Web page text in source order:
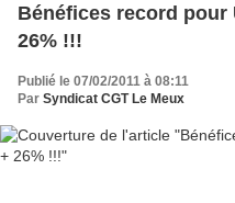
Bénéfices record pour
26% !!!
Publié le 07/02/2011 à 08:11
Par Syndicat CGT Le Meux